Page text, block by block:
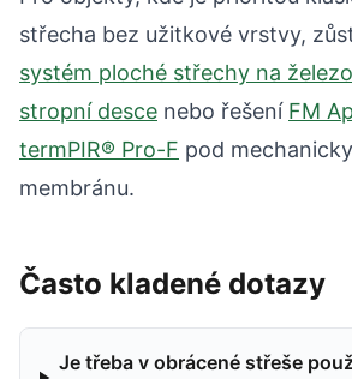
střecha bez užitkové vrstvy,
systém ploché střechy na
stropní desce nebo řešení FM
termPIR® Pro-F pod
membránu.
Často kladené dotazy
Je třeba v obrácené střeše